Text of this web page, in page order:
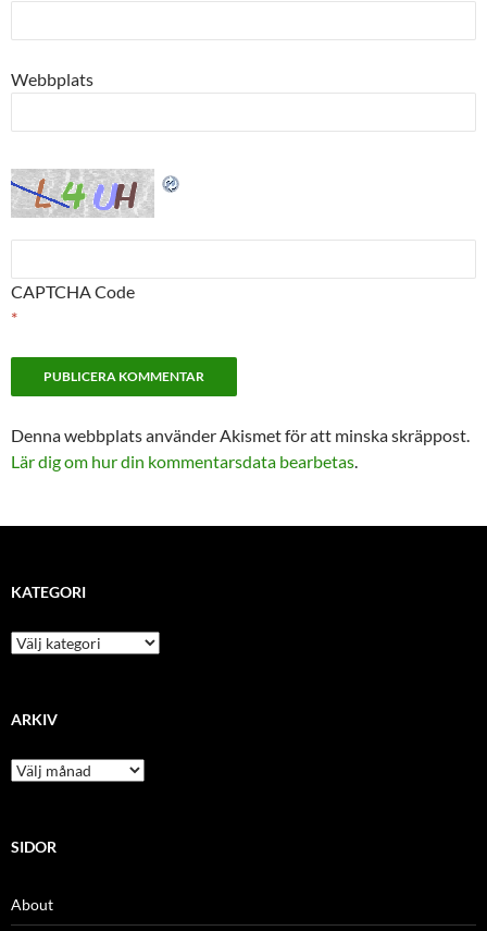
Webbplats
CAPTCHA Code
*
Denna webbplats använder Akismet för att minska skräppost.
Lär dig om hur din kommentarsdata bearbetas.
KATEGORI
kategori
ARKIV
arkiv
SIDOR
About